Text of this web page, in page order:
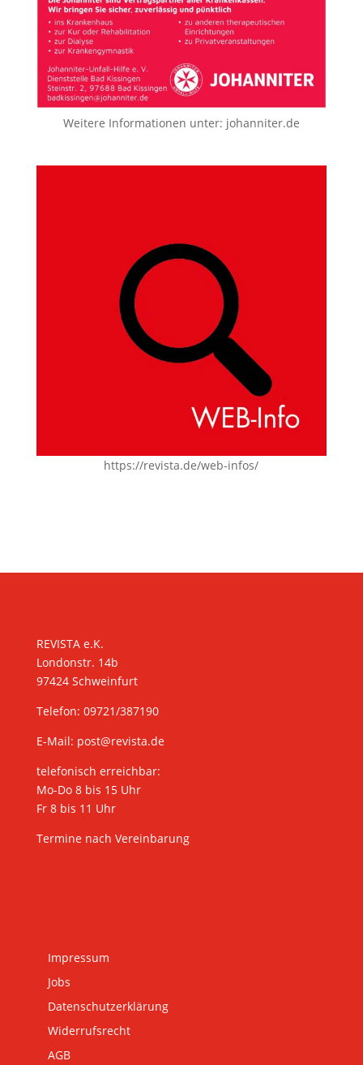
Weitere Informationen unter: johanniter.de
https://revista.de/web-infos/
REVISTA e.K.
Londonstr. 14b
97424 Schweinfurt
Telefon: 09721/387190
E-Mail: post@revista.de
telefonisch erreichbar:
Mo-Do 8 bis 15 Uhr
Fr 8 bis 11 Uhr
Termine nach Vereinbarung
Impressum
Jobs
Datenschutzerklärung
Widerrufsrecht
AGB